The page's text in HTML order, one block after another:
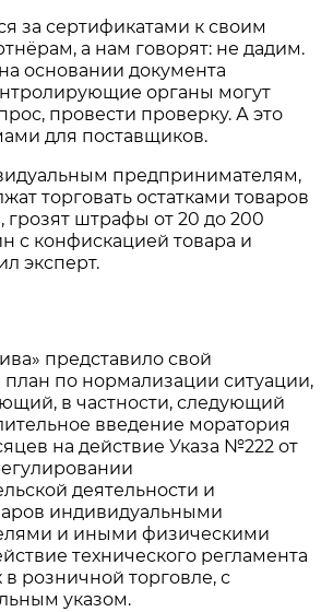
за сертификатами к своим
а нам говорят: не дадим.
основании документа
органы могут
провести проверку. А это
для поставщиков.
предпринимателям,
торговать остатками товаров
грозят штрафы от 20 до 200
с конфискацией товара и
эксперт.
представило свой
по нормализации ситуации,
в частности, следующий
введение моратория
на действие Указа №222 от
деятельности и
индивидуальными
и иными физическими
технического регламента
розничной торговле, с
указом.